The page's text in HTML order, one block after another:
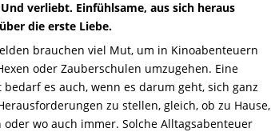
verliebt. Einfühlsame, aus sich heraus
die erste Liebe.
brauchen viel Mut, um in Kinoabenteuern
oder Zauberschulen umzugehen. Eine
es auch, wenn es darum geht, sich ganz
zu stellen, gleich, ob zu Hause,
oder wo auch immer. Solche Alltagsabenteuer